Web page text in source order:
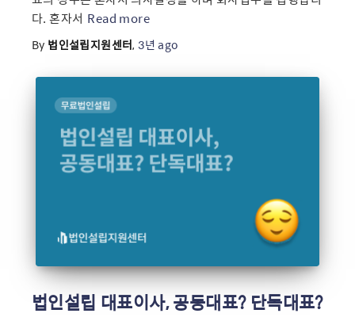
다. 혼자서 Read more
By 법인설립지원센터,3년 ago
법인설립 대표이사, 공동대표? 단독대표?